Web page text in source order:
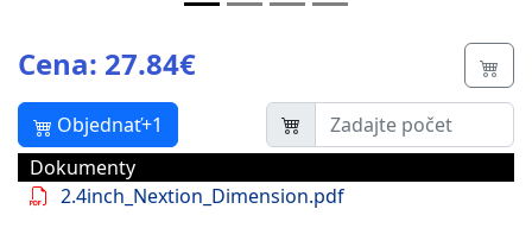
Cena: 27.84€
Objednať+1
Dokumenty
2.4inch_Nextion_Dimension.pdf